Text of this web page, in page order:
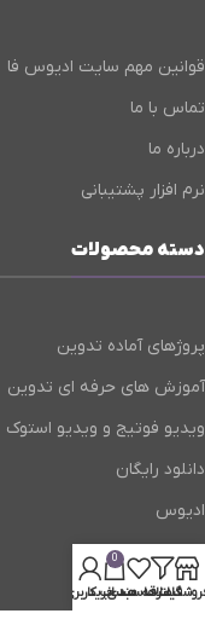
قوانین مهم سایت ادیوس فا
تماس با ما
درباره ما
نرم افزار پشتیبانی
دسته محصولات
پروژهای آماده تدوین
آموزش های حرفه ای تدوین
ویدیو فوتیج و ویدیو استوک
دانلود رایگان
ادیوس
ترنزیشن ها
طرح تدوین سالانه
فیلترها
علاقه مندی
0
سبد خرید
حساب کاربری من